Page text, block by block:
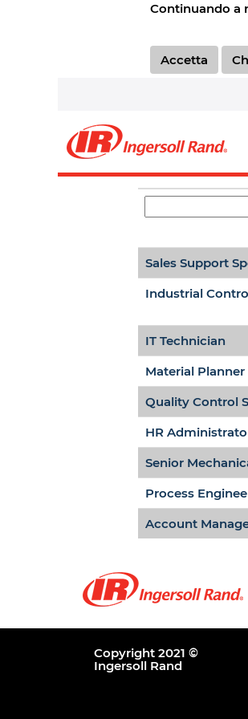
Continuando a
Accetta
Europa_IT
Seleziona la
Titolo
Sales Support
Industrial
IT Technician
Material Planner
Quality Control
HR
Senior
Process
Account
Copyright 2021 ©
Ingersoll Rand